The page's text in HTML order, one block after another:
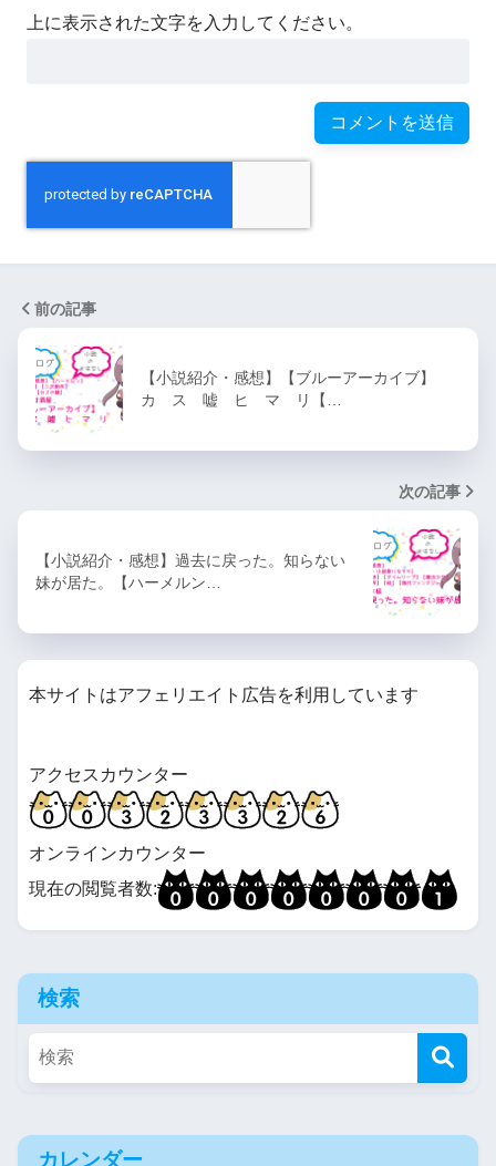
上に表示された文字を入力してください。
前の記事
【小説紹介・感想】【ブルーアーカイブ】
カ ス 嘘 ヒ マ リ【…
次の記事
【小説紹介・感想】過去に戻った。知らない
妹が居た。【ハーメルン…
本サイトはアフェリエイト広告を利用しています
アクセスカウンター
オンラインカウンター
現在の閲覧者数:
検索
カレンダー